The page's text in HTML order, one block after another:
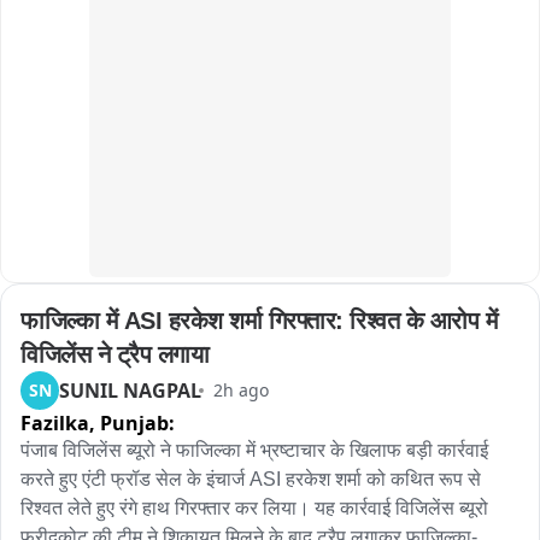
फाजिल्का में ASI हरकेश शर्मा गिरफ्तार: रिश्वत के आरोप में
विजिलेंस ने ट्रैप लगाया
SN SUNIL NAGPAL 2h ago
Fazilka, Punjab:
पंजाब विजिलेंस ब्यूरो ने फाजिल्का में भ्रष्टाचार के खिलाफ बड़ी कार्रवाई
करते हुए एंटी फ्रॉड सेल के इंचार्ज ASI हरकेश शर्मा को कथित रूप से
रिश्वत लेते हुए रंगे हाथ गिरफ्तार कर लिया। यह कार्रवाई विजिलेंस ब्यूरो